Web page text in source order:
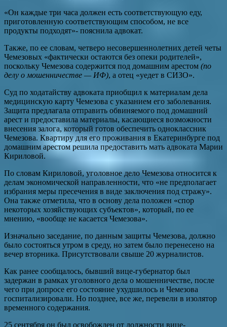
«Он каждые три часа должен есть соответствующую еду,
приготовленную соответствующим способом, не все
продукты подходят»- пояснила адвокат.
Также, по ее словам, четверо несовершеннолетних детей четы
Чемезовых «фактически остаются без опеки родителей»,
поскольку Чемезова содержится под домашним арестом (по
делу о мошенничестве — ИФ), а отец «уедет в СИЗО».
Суд по ходатайству адвоката приобщил к материалам дела
медицинскую карту Чемезова с указанием его заболевания.
Защита предлагала отправить обвиняемого под домашний
арест и предоставила материалы, касающиеся возможности
внесения залога, который готов обеспечить одноклассник
Чемезова. Квартиру для его проживания в Екатеринбурге под
домашним арестом решила предоставить мать адвоката Марии
Кириловой.
По словам Кириловой, уголовное дело Чемезова относится к
делам экономической направленности, что «не предполагает
избрания меры пресечения в виде заключения под стражу».
Она также отметила, что в основу дела положен «спор
некоторых хозяйствующих субъектов», который, по ее
мнению, «вообще не касается Чемезова».
Изначально заседание, по данным защиты Чемезова, должно
было состояться утром в среду, но затем было перенесено на
вечер вторника. Присутствовали свыше 20 журналистов.
Как ранее сообщалось, бывший вице-губернатор был
задержан в рамках уголовного дела о мошенничестве, после
чего при допросе его состояние ухудшилось и Чемезова
госпитализировали. Но позднее, все же, перевели в изолятор
временного содержания.
25 сентября он был освобожден от должности вице-